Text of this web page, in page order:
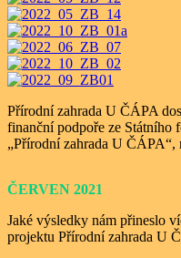
Přírodní zahrada U ČÁPA
finanční podpoře ze Státního
„Přírodní zahrada U ČÁPA“,
ČERVEN 2021
Jaké výsledky nám přineslo
projektu Přírodní zahrada U